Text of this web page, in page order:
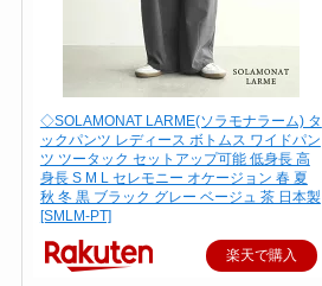
◇SOLAMONAT LARME(ソラモナラーム) タ
ックパンツ レディース ボトムス ワイドパン
ツ ツータック セットアップ可能 低身長 高
身長 S M L セレモニー オケージョン 春 夏
秋 冬 黒 ブラック グレー ベージュ 茶 日本製
[SMLM-PT]
楽天で購入